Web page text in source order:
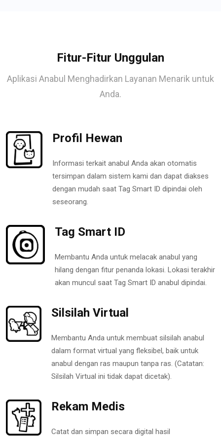
Fitur-Fitur Unggulan
Aplikasi Anabul Menghadirkan Layanan Menarik untuk
Anda.
Profil Hewan
Informasi terkait anabul Anda akan otomatis
tersimpan dalam sistem kami dan dapat diakses
dengan mudah saat Tag Smart ID dipindai oleh
seseorang.
Tag Smart ID
Membantu Anda untuk melacak anabul yang
hilang dengan fitur penanda lokasi. Lokasi terakhir
akan muncul saat Tag Smart ID anabul dipindai.
Silsilah Virtual
Membantu Anda untuk membuat silsilah anabul
dalam format virtual yang fleksibel, baik untuk
anabul dengan ras maupun tanpa ras. (Catatan:
Silsilah Virtual ini tidak dapat dicetak).
Rekam Medis
Catat dan simpan secara digital hasil